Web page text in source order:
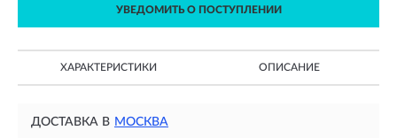
УВЕДОМИТЬ О ПОСТУПЛЕНИИ
ХАРАКТЕРИСТИКИ ОПИСАНИЕ
ДОСТАВКА В МОСКВА